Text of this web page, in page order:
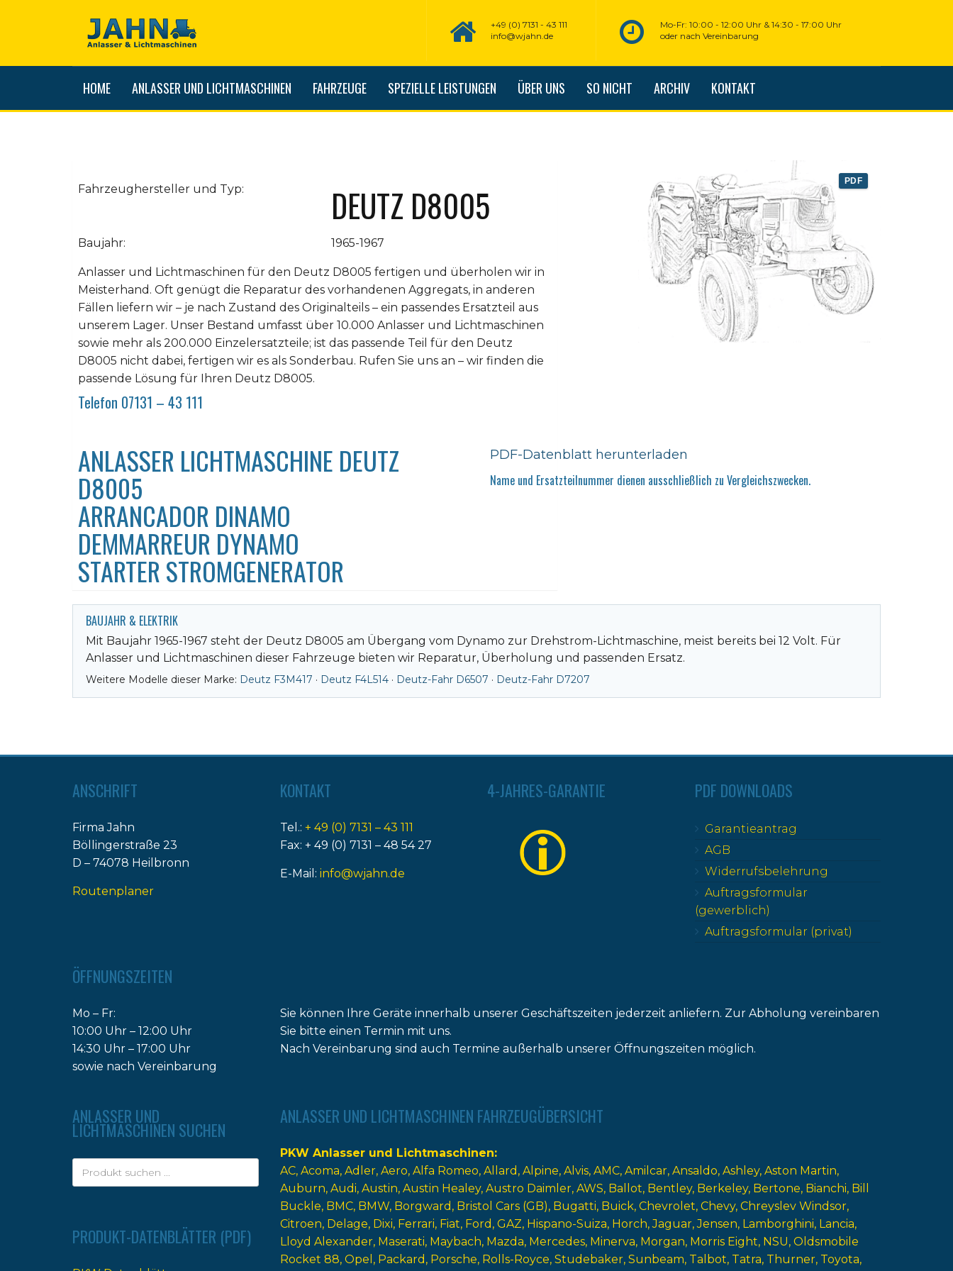
Mo-Fr: 10:00 - 12:00 Uhr & 14:30 - 17:00 Uhr
oder nach Vereinbarung
+49 (0) 7131 - 43 111
info@wjahn.de
HOME ANLASSER UND LICHTMASCHINEN FAHRZEUGE SPEZIELLE LEISTUNGEN ÜBER UNS SO NICHT ARCHIV KONTAKT
PDF
Fahrzeughersteller und Typ: DEUTZ D8005
Baujahr: 1965-1967
Anlasser und Lichtmaschinen für den Deutz D8005 fertigen und überholen wir in
Meisterhand. Oft genügt die Reparatur des vorhandenen Aggregats, in anderen
Fällen liefern wir – je nach Zustand des Originalteils – ein passendes Ersatzteil aus
unserem Lager. Unser Bestand umfasst über 10.000 Anlasser und Lichtmaschinen
sowie mehr als 200.000 Einzelersatzteile; ist das passende Teil für den Deutz
D8005 nicht dabei, fertigen wir es als Sonderbau. Rufen Sie uns an – wir finden die
passende Lösung für Ihren Deutz D8005.
Telefon 07131 – 43 111
ANLASSER LICHTMASCHINE DEUTZ
D8005
ARRANCADOR DINAMO
DEMMARREUR DYNAMO
STARTER STROMGENERATOR
PDF-Datenblatt herunterladen
Name und Ersatzteilnummer dienen ausschließlich zu Vergleichszwecken.
BAUJAHR & ELEKTRIK
Mit Baujahr 1965-1967 steht der Deutz D8005 am Übergang vom Dynamo zur Drehstrom-Lichtmaschine, meist bereits bei 12 Volt. Für
Anlasser und Lichtmaschinen dieser Fahrzeuge bieten wir Reparatur, Überholung und passenden Ersatz.
Weitere Modelle dieser Marke: Deutz F3M417 · Deutz F4L514 · Deutz-Fahr D6507 · Deutz-Fahr D7207
ANSCHRIFT
Firma Jahn
Böllingerstraße 23
D – 74078 Heilbronn
Routenplaner
KONTAKT
Tel.: + 49 (0) 7131 – 43 111
Fax: + 49 (0) 7131 – 48 54 27
E-Mail: info@wjahn.de
4-JAHRES-GARANTIE PDF DOWNLOADS
Garantieantrag
AGB
Widerrufsbelehrung
Auftragsformular
(gewerblich)
Auftragsformular (privat)
ÖFFNUNGSZEITEN
Mo – Fr:
10:00 Uhr – 12:00 Uhr
14:30 Uhr – 17:00 Uhr
sowie nach Vereinbarung
Sie können Ihre Geräte innerhalb unserer Geschäftszeiten jederzeit anliefern. Zur Abholung vereinbaren
Sie bitte einen Termin mit uns.
Nach Vereinbarung sind auch Termine außerhalb unserer Öffnungszeiten möglich.
ANLASSER UND
LICHTMASCHINEN SUCHEN
PRODUKT-DATENBLÄTTER (PDF)
ANLASSER UND LICHTMASCHINEN FAHRZEUGÜBERSICHT
PKW Anlasser und Lichtmaschinen
AC Acoma Adler Aero Alfa Romeo Allard Alpine Alvis AMC Amilcar Ansaldo Ashley Aston Martin
Auburn Audi Austin Austin Healey Austro Daimler AWS Ballot Bentley Berkeley Bertone Bianchi Bill
Buckle BMC BMW Borgward Bristol Cars (GB) Bugatti Buick Chevrolet Chevy Chreyslev Windsor
Citroen Delage Dixi Ferrari Fiat Ford GAZ Hispano-Suiza Horch Jaguar Jensen Lamborghini Lancia
Lloyd Alexander Maserati Maybach Mazda Mercedes Minerva Morgan Morris Eight NSU Oldsmobile
Rocket 88 Opel Packard Porsche Rolls-Royce Studebaker Sunbeam Talbot Tatra Thurner Toyota